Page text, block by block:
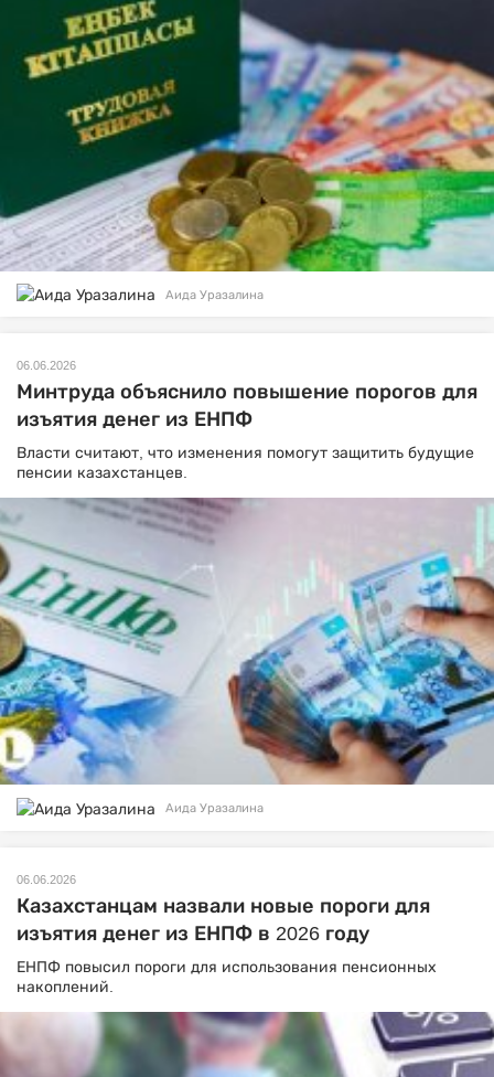
Аида Уразалина
06.06.2026
Минтруда объяснило повышение порогов для
изъятия денег из ЕНПФ
Власти считают, что изменения помогут защитить будущие
пенсии казахстанцев.
Аида Уразалина
06.06.2026
Казахстанцам назвали новые пороги для
изъятия денег из ЕНПФ в 2026 году
ЕНПФ повысил пороги для использования пенсионных
накоплений.